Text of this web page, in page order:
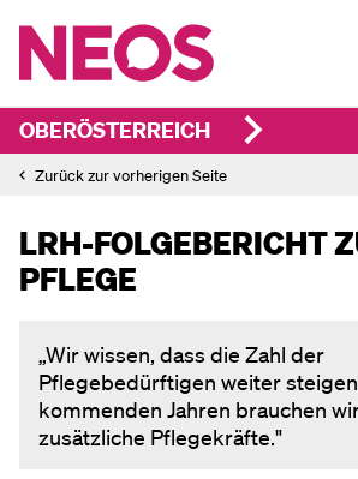
OBERÖSTERREICH
Zurück zur vorherigen Seite
LRH-FOLGEBERICHT
PFLEGE
„Wir wissen, dass die Zahl der
Pflegebedürftigen weiter
kommenden Jahren brauchen
zusätzliche Pflegekräfte."